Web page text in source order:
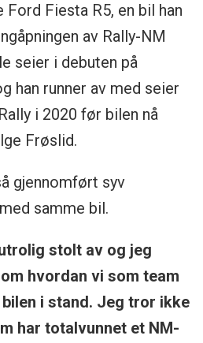
Fiesta R5, en bil han
av Rally-NM
seier i debuten på
han runner av med seier
i 2020 før bilen nå
Frøslid.
gjennomført syv
samme bil.
stolt av og jeg
hvordan vi som team
i stand. Jeg tror ikke
har totalvunnet et NM-